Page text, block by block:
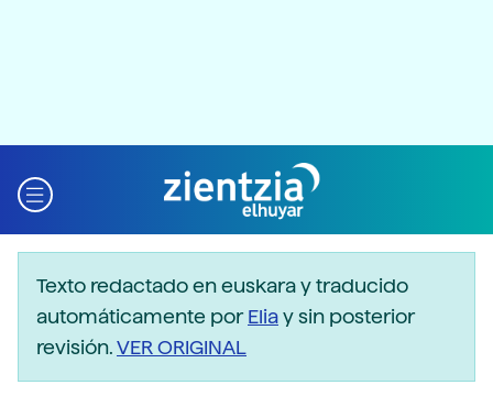
Texto redactado en euskara y traducido
automáticamente porEliay sin posterior
revisión.VER ORIGINAL